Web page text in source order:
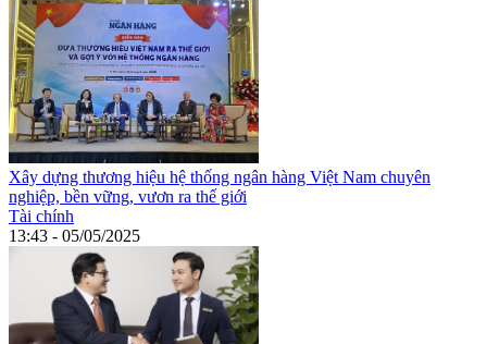
Xây dựng thương hiệu hệ thống ngân hàng Việt Nam chuyên
nghiệp, bền vững, vươn ra thế giới
Tài chính
13:43 - 05/05/2025